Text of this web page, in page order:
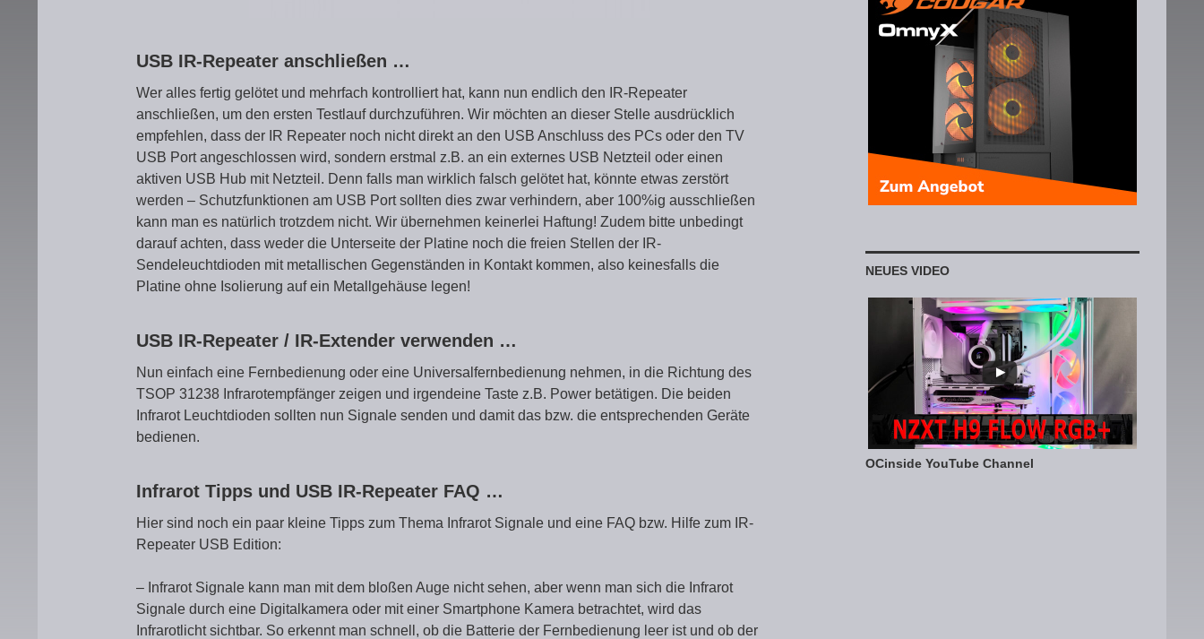
USB IR-Repeater anschließen …
Wer alles fertig gelötet und mehrfach kontrolliert hat, kann nun endlich den IR-Repeater
anschließen, um den ersten Testlauf durchzuführen. Wir möchten an dieser Stelle ausdrücklich
empfehlen, dass der IR Repeater noch nicht direkt an den USB Anschluss des PCs oder den TV
USB Port angeschlossen wird, sondern erstmal z.B. an ein externes USB Netzteil oder einen
aktiven USB Hub mit Netzteil. Denn falls man wirklich falsch gelötet hat, könnte etwas zerstört
werden – Schutzfunktionen am USB Port sollten dies zwar verhindern, aber 100%ig ausschließen
kann man es natürlich trotzdem nicht. Wir übernehmen keinerlei Haftung! Zudem bitte unbedingt
darauf achten, dass weder die Unterseite der Platine noch die freien Stellen der IR-
Sendeleuchtdioden mit metallischen Gegenständen in Kontakt kommen, also keinesfalls die
Platine ohne Isolierung auf ein Metallgehäuse legen!
USB IR-Repeater / IR-Extender verwenden …
Nun einfach eine Fernbedienung oder eine Universalfernbedienung nehmen, in die Richtung des
TSOP 31238 Infrarotempfänger zeigen und irgendeine Taste z.B. Power betätigen. Die beiden
Infrarot Leuchtdioden sollten nun Signale senden und damit das bzw. die entsprechenden Geräte
bedienen.
Infrarot Tipps und USB IR-Repeater FAQ …
Hier sind noch ein paar kleine Tipps zum Thema Infrarot Signale und eine FAQ bzw. Hilfe zum IR-
Repeater USB Edition:
– Infrarot Signale kann man mit dem bloßen Auge nicht sehen, aber wenn man sich die Infrarot
Signale durch eine Digitalkamera oder mit einer Smartphone Kamera betrachtet, wird das
Infrarotlicht sichtbar. So erkennt man schnell, ob die Batterie der Fernbedienung leer ist und ob der
NEUES VIDEO
OCinside YouTube Channel